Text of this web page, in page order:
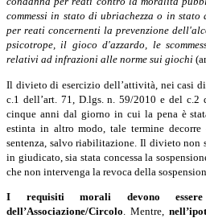
commessi in stato di ubriachezza o in
per reati concernenti la prevenzione
psicotrope, il gioco d'azzardo, le
relativi ad infrazioni alle norme sui giochi
Il divieto di esercizio dell’attività, nei casi
c.1 dell’art. 71, D.lgs. n. 59/2010 e del c.2
cinque anni dal giorno in cui la pena è
estinta in altro modo, tale termine
sentenza, salvo riabilitazione. Il divieto non
in giudicato, sia stata concessa la
che non intervenga la revoca della
I requisiti morali devono essere
dell’Associazione/Circolo . Mentre,